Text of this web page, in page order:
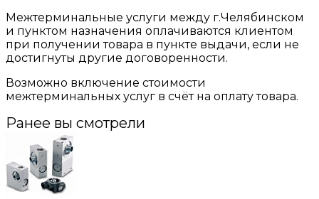
Межтерминальные услуги между г.Челябинском
и пунктом назначения оплачиваются клиентом
при получении товара в пункте выдачи, если не
достигнуты другие договоренности.
Возможно включение стоимости
межтерминальных услуг в счёт на оплату товара.
Ранее вы смотрели